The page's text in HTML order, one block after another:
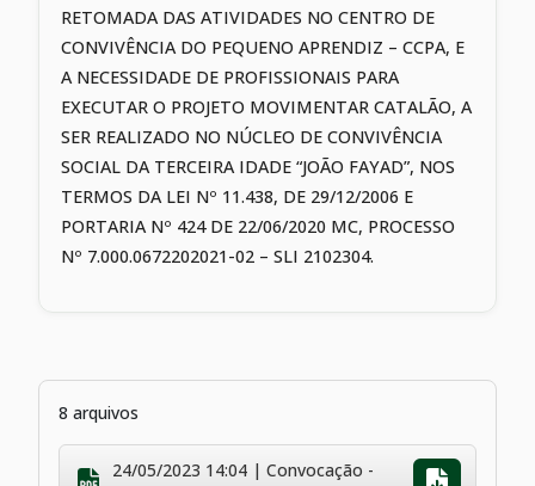
RETOMADA DAS ATIVIDADES NO CENTRO DE
CONVIVÊNCIA DO PEQUENO APRENDIZ – CCPA, E
A NECESSIDADE DE PROFISSIONAIS PARA
EXECUTAR O PROJETO MOVIMENTAR CATALÃO, A
SER REALIZADO NO NÚCLEO DE CONVIVÊNCIA
SOCIAL DA TERCEIRA IDADE “JOÃO FAYAD”, NOS
TERMOS DA LEI Nº 11.438, DE 29/12/2006 E
PORTARIA Nº 424 DE 22/06/2020 MC, PROCESSO
Nº 7.000.0672202021-02 – SLI 2102304.
8 arquivos
24/05/2023 14:04 | Convocação -